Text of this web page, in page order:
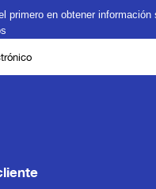
primero en obtener información